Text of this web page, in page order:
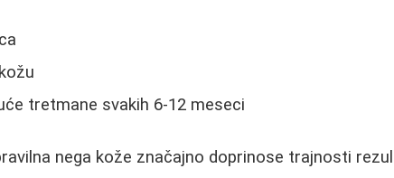
tretmane svakih 6-12 meseci
nega kože značajno doprinose trajnosti